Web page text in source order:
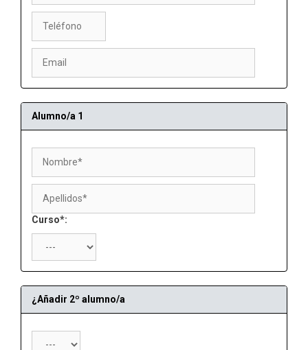
Alumno/a 1
Curso*:
¿Añadir 2º alumno/a